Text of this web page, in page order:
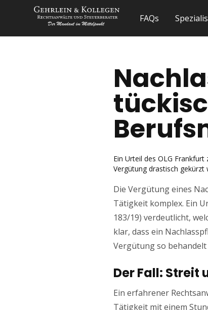
FAQs
Ein Urteil des OLG
Vergütung drastisch gekürzt
Die Vergütung eines
Tätigkeit komplex. Ein
183/19) verdeutlicht,
klar, dass ein
Vergütung so
Der Fall: Streit
Ein erfahrener
Tätigkeit mit einem